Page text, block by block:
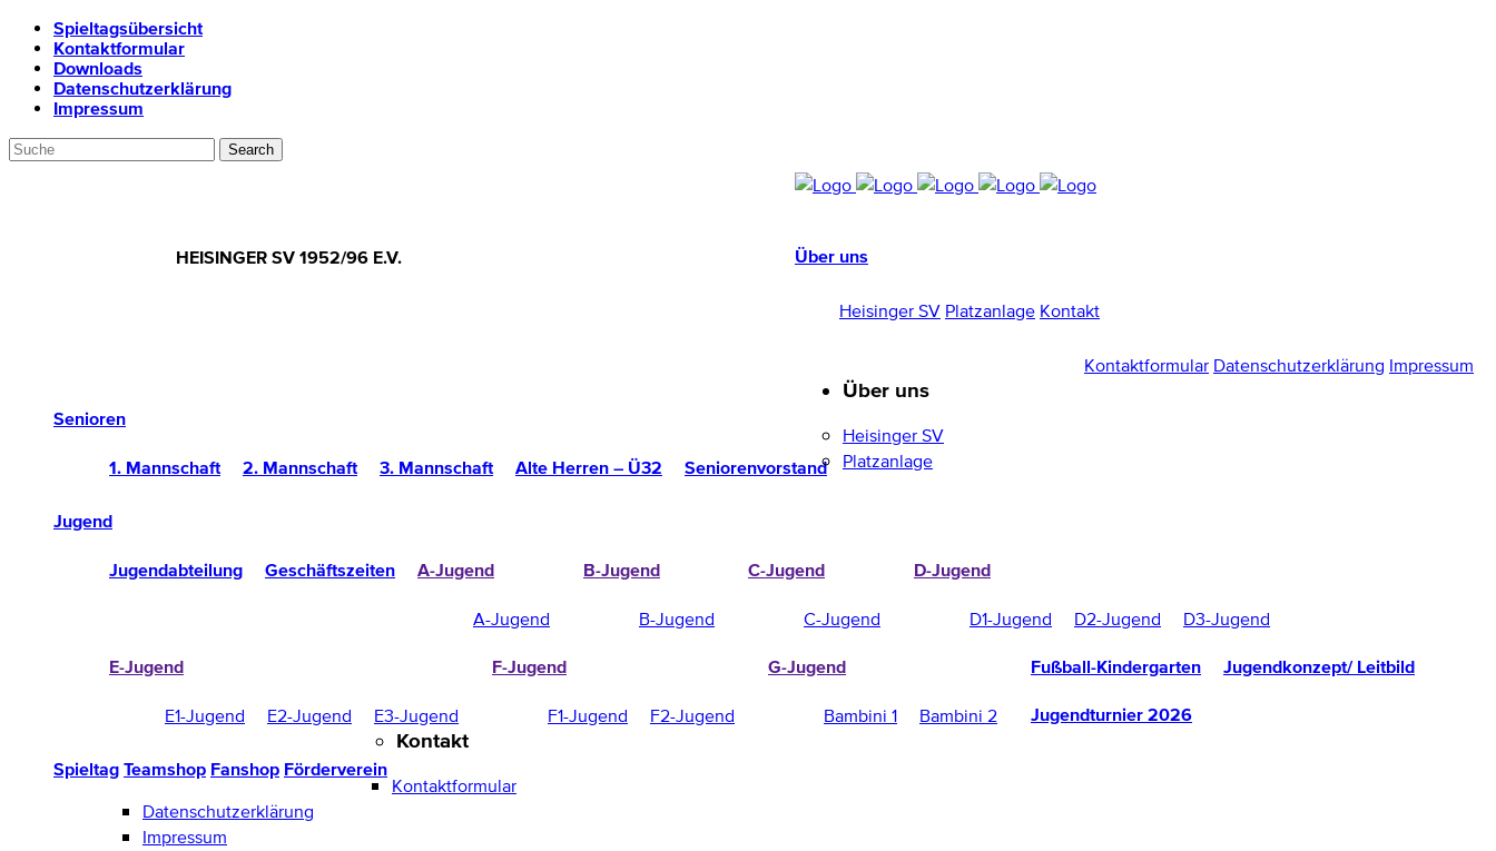
Spieltagsübersicht
Kontaktformular
Downloads
Datenschutzerklärung
Impressum
HEISINGER SV 1952/96 E.V.
Über uns
Heisinger SV Platzanlage Kontakt
Kontaktformular Datenschutzerklärung Impressum
Senioren
1. Mannschaft 2. Mannschaft 3. Mannschaft Alte Herren – Ü32 Seniorenvorstand
Jugend
Jugendabteilung Geschäftszeiten A-Jugend
A-Jugend
B-Jugend
B-Jugend
C-Jugend
C-Jugend
D-Jugend
D1-Jugend D2-Jugend D3-Jugend
E-Jugend
E1-Jugend E2-Jugend E3-Jugend
F-Jugend
F1-Jugend F2-Jugend
G-Jugend
Bambini 1 Bambini 2
Fußball-Kindergarten Jugendkonzept/ Leitbild
Jugendturnier 2026
Spieltag Teamshop Fanshop Förderverein
Über uns
Heisinger SV
Platzanlage
Kontakt
Kontaktformular
Datenschutzerklärung
Impressum